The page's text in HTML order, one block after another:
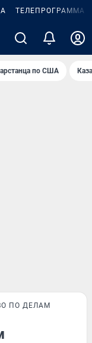
ТЕЛЕПРОГРАММА
по США
ПО ДЕЛАМ